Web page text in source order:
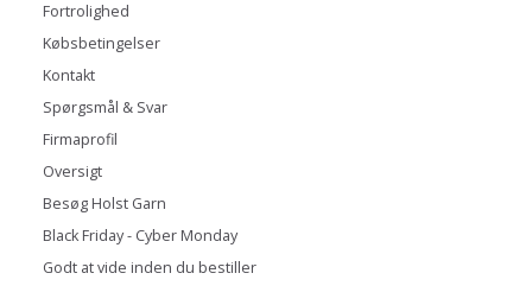
Fortrolighed
Købsbetingelser
Kontakt
Spørgsmål & Svar
Firmaprofil
Oversigt
Besøg Holst Garn
Black Friday - Cyber Monday
Godt at vide inden du bestiller